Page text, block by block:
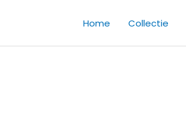
Home Collectie